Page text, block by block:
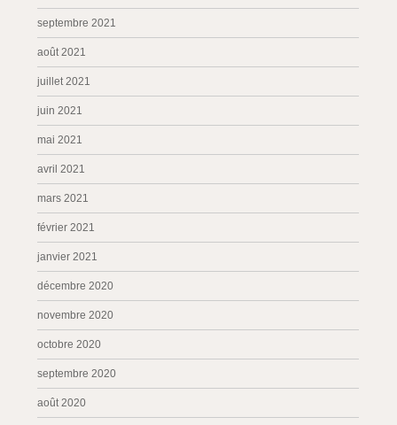
septembre 2021
août 2021
juillet 2021
juin 2021
mai 2021
avril 2021
mars 2021
février 2021
janvier 2021
décembre 2020
novembre 2020
octobre 2020
septembre 2020
août 2020